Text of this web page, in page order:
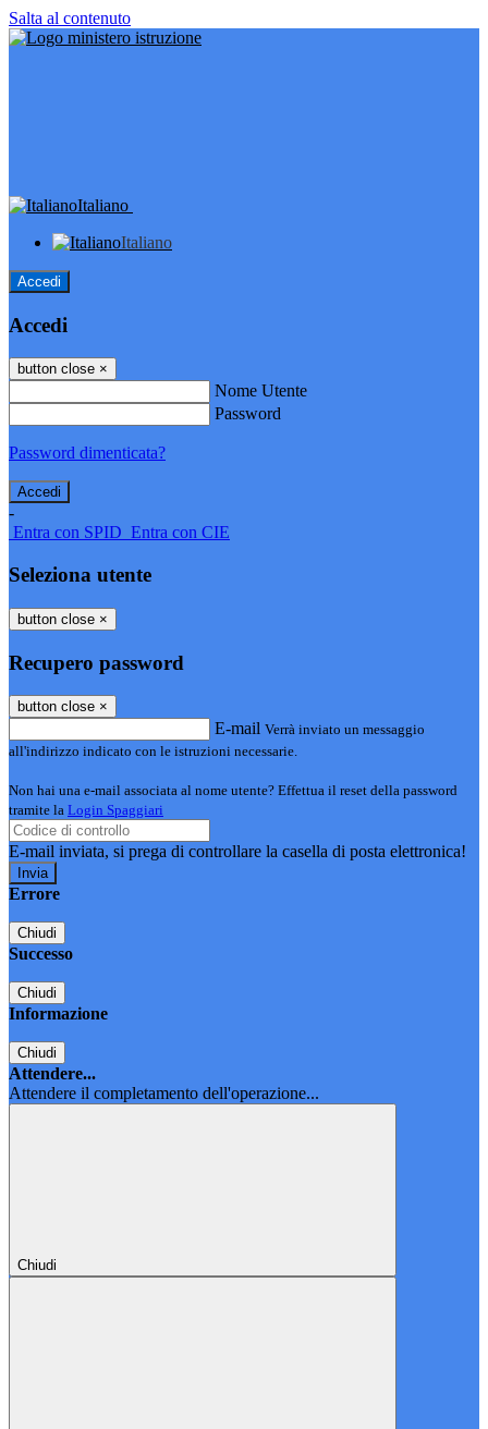
Salta al contenuto
Italiano
Italiano
Accedi
Accedi
button close ×
Nome Utente
Password
Password dimenticata?
-
Entra con SPID Entra con CIE
Seleziona utente
button close ×
Recupero password
button close ×
E-mail Verrà inviato un messaggio
all'indirizzo indicato con le istruzioni necessarie.
Non hai una e-mail associata al nome utente? Effettua il reset della password
tramite la Login Spaggiari
E-mail inviata, si prega di controllare la casella di posta elettronica!
Errore
Chiudi
Successo
Chiudi
Informazione
Chiudi
Attendere...
Attendere il completamento dell'operazione...
Chiudi